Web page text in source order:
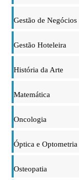
Gestão de Negócios
Gestão Hoteleira
História da Arte
Matemática
Oncologia
Óptica e Optometria
Osteopatia